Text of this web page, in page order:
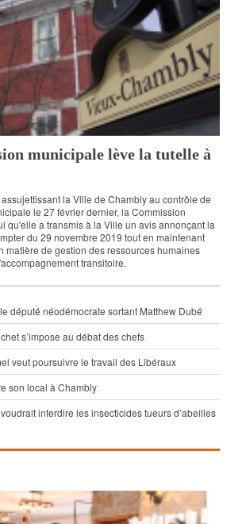
municipale lève la tutelle à
la Ville de Chambly au contrôle de
le 27 février dernier, la Commission
qu'elle a transmis à la Ville un avis annonçant la
du 29 novembre 2019 tout en maintenant
matière de gestion des ressources humaines
transitoire.
député néodémocrate sortant Matthew Dubé
s’impose au débat des chefs
veut poursuivre le travail des Libéraux
son local à Chambly
interdire les insecticides tueurs d’abeilles